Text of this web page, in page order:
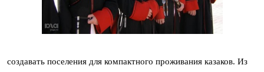
создавать поселения для компактного проживания казаков. Из